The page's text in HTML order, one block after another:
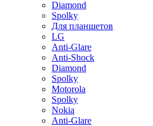
Diamond
Spolky
Для планшетов
LG
Anti-Glare
Anti-Shock
Diamond
Spolky
Motorola
Spolky
Nokia
Anti-Glare